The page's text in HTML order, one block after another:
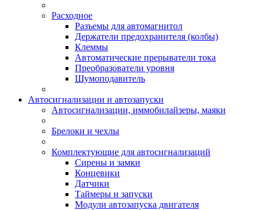
Расходное
Разъемы для автомагнитол
Держатели предохранителя (колбы)
Клеммы
Автоматические прерыватели тока
Преобразователи уровня
Шумоподавитель
Автосигнализации и автозапуски
Автосигнализации, иммобилайзеры, маяки
Брелоки и чехлы
Комплектующие для автосигнализаций
Сирены и замки
Концевики
Датчики
Таймеры и запуски
Модули автозапуска двигателя